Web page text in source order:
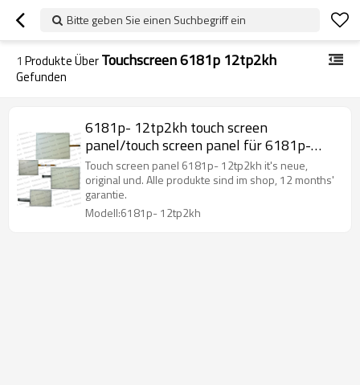
Bitte geben Sie einen Suchbegriff ein
1 Produkte ÜberTouchscreen 6181p 12tp2kh
Gefunden
6181p- 12tp2kh touch screen
panel/touch screen panel für 6181p-
12tp2kh
Touch screen panel 6181p- 12tp2kh it's neue,
original und. Alle produkte sind im shop, 12 months'
garantie.
Modell:6181p- 12tp2kh